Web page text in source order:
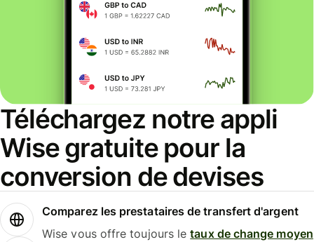
Téléchargez notre appli
Wise gratuite pour la
conversion de devises
Comparez les prestataires de transfert d'argent
Wise vous offre toujours letaux de change moyen